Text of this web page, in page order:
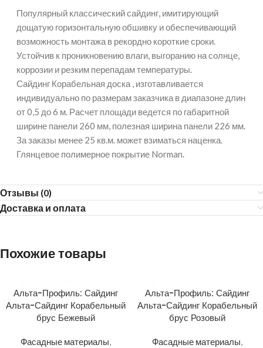
Популярный классический сайдинг, имитирующий
дощатую горизонтальную обшивку и обеспечивающий
возможность монтажа в рекордно короткие сроки.
Устойчив к проникновению влаги, выгоранию на солнце,
коррозии и резким перепадам температуры.
Сайдинг Корабельная доска , изготавливается
индивидуально по размерам заказчика в диапазоне длин
от 0,5 до 6 м. Расчет площади ведется по габаритной
ширине панели 260 мм, полезная ширина панели 226 мм.
За заказы менее 25 кв.м. может взиматься наценка.
Глянцевое полимерное покрытие Norman.
Отзывы (0)
Доставка и оплата
Похожие товары
Альта-Профиль: Сайдинг
Альта-Сайдинг Корабельный
брус Бежевый
Фасадные материалы,
Альта-Профиль: Сайдинг
Альта-Сайдинг Корабельный
брус Розовый
Фасадные материалы,